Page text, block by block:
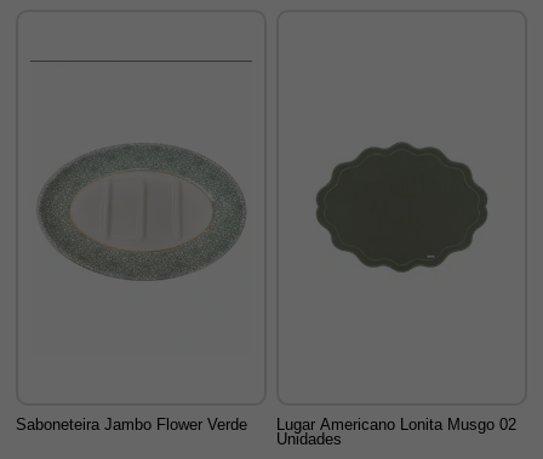
Saboneteira Jambo Flower Verde
Lugar Americano Lonita Musgo 02
Unidades